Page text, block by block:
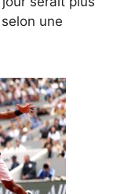
une